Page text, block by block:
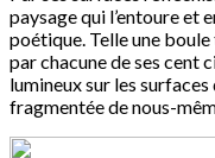
paysage qui l’entoure et
poétique. Telle une
par chacune de ses cent
lumineux sur les surfaces
fragmentée de nous-